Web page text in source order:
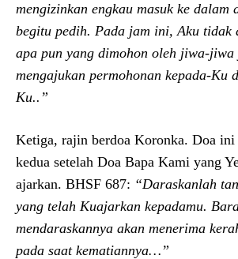
mengizinkan engkau masuk ke dalam
begitu pedih. Pada jam ini, Aku tidak
apa pun yang dimohon oleh jiwa-jiwa
mengajukan permohonan kepada-Ku
Ku..”
Ketiga, rajin berdoa Koronka. Doa ini
kedua setelah Doa Bapa Kami yang
ajarkan. BHSF 687: “Daraskanlah
yang telah Kuajarkan kepadamu.
mendaraskannya akan menerima
pada saat kematiannya…”